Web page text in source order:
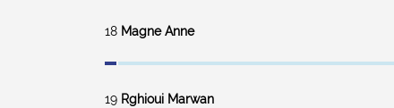
18 Magne Anne
19 Rghioui Marwan